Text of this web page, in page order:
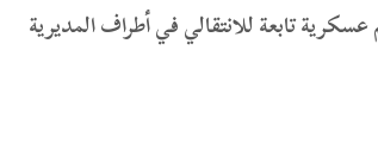
تابعة للانتقالي في أطراف المديرية